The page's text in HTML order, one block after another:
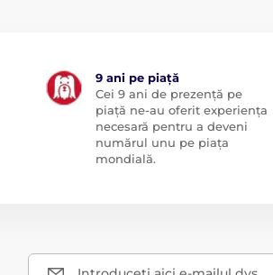
9 ani pe piață
Cei 9 ani de prezență pe
piață ne-au oferit experiența
necesară pentru a deveni
numărul unu pe piața
mondială.